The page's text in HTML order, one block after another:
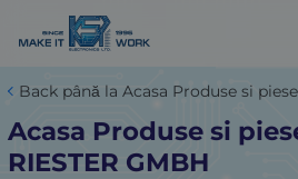
Back până la Acasa Produse si
Acasa Produse si
RIESTER GMBH